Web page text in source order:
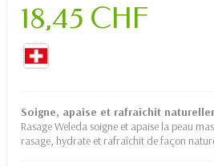
18,45 CHF
Soigne, apaise et rafraîchit
Rasage Weleda soigne et apaise la peau
rasage, hydrate et rafraîchit de façon